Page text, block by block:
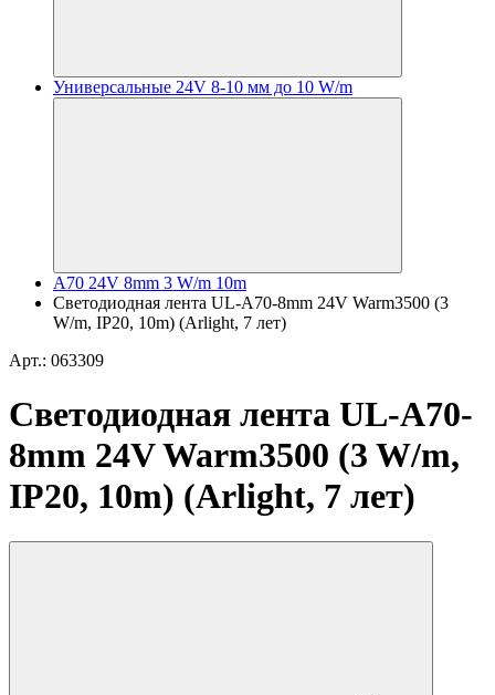
Универсальные 24V 8-10 мм до 10 W/m
A70 24V 8mm 3 W/m 10m
Светодиодная лента UL-A70-8mm 24V Warm3500 (3
W/m, IP20, 10m) (Arlight, 7 лет)
Арт.: 063309
Светодиодная лента UL-A70-
8mm 24V Warm3500 (3 W/m,
IP20, 10m) (Arlight, 7 лет)